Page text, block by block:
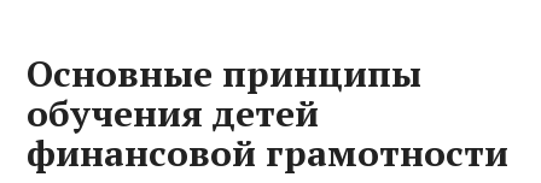
Основные принципы
обучения детей
финансовой грамотности